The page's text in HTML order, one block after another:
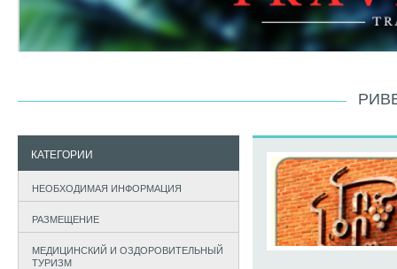
КАТЕГОРИИ
НЕОБХОДИМАЯ ИНФОРМАЦИЯ
РАЗМЕЩЕНИЕ
МЕДИЦИНСКИЙ И ОЗДОРОВИТЕЛЬНЫЙ
ТУРИЗМ